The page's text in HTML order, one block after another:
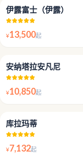
伊露富士（伊露）
¥13,500起
安纳塔拉安凡尼
¥10,850起
库拉玛蒂
¥7,132起